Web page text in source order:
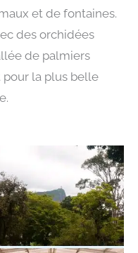
et de fontaines.
des orchidées
de palmiers
pour la plus belle